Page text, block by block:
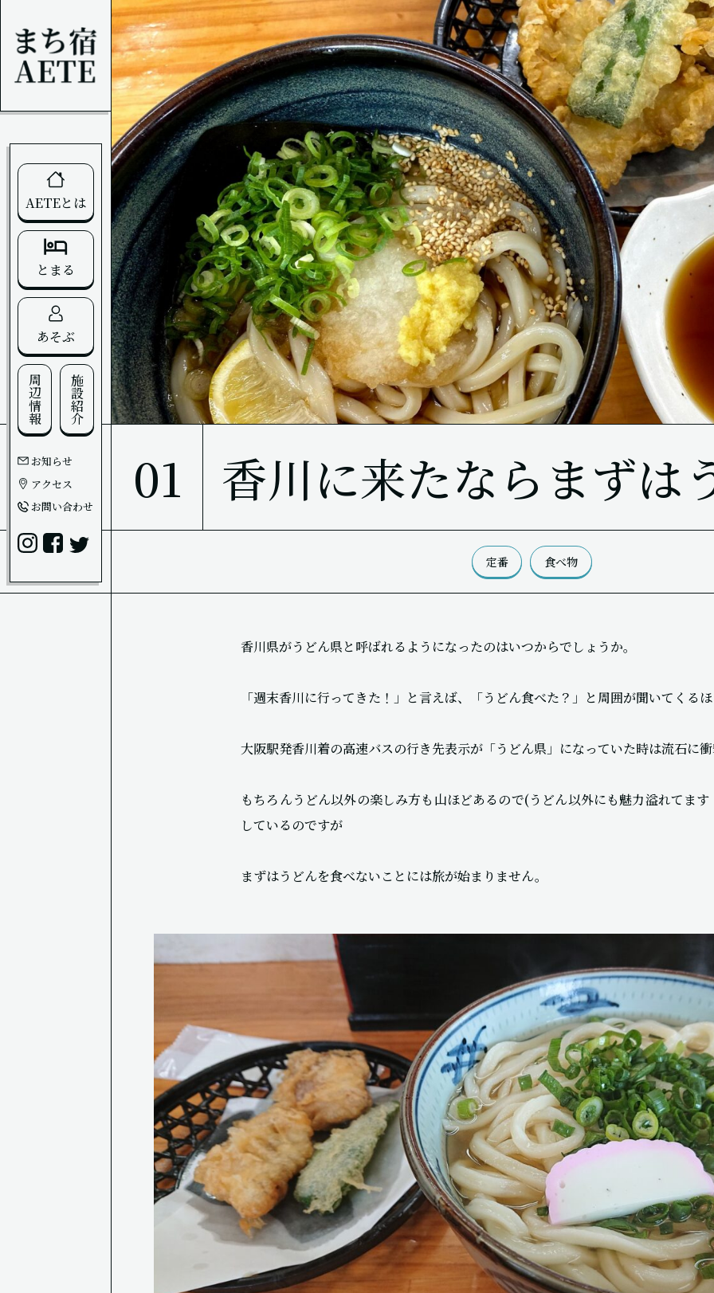
AETEとは
とまる
あそぶ
周辺情報 施設紹介
お知らせ
アクセス
お問い合わせ
01 香川に来たならまずは
定番 食べ物
香川県がうどん県と呼ばれるようになったのはいつからでしょうか。
「週末香川に行ってきた！」と言えば、「うどん食べた？」と周囲が聞いてくる
大阪駅発香川着の高速バスの行き先表示が「うどん県」になっていた時は流石に
もちろんうどん以外の楽しみ方も山ほどあるので(うどん以外にも魅力溢れてま
しているのですが
まずはうどんを食べないことには旅が始まりません。